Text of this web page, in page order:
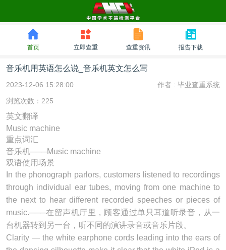
首页 立即查重 查重资讯 报告下载
音乐机用英语怎么说_音乐机英文怎么写
2023-12-06 15:28:00 作者 : 毕业查重系统
浏览次数：225
英文翻译
Music machine
重点词汇
音乐机───Music machine
双语使用场景
In the phonograph parlors, customers listened to recordings
through individual ear tubes, moving from one machine to
the next to hear different recorded speeches or pieces of
music.───在留声机厅里，顾客通过单只耳道听录音，从一
台机器转到另一台，听不同的演讲录音或音乐片段。
Clarity — the white earphone cords leading into the ears of